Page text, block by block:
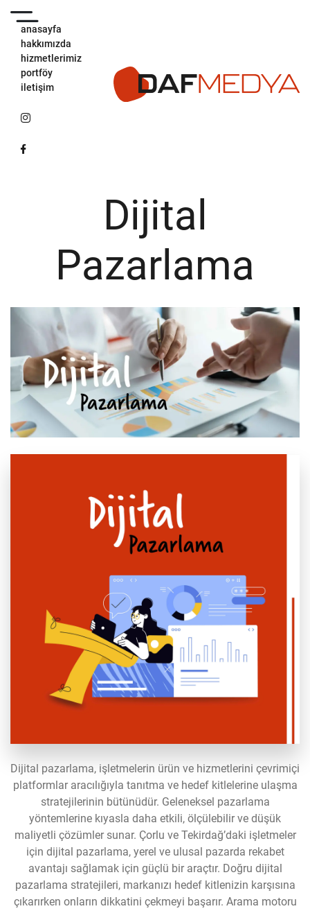
anasayfa
hakkımızda
hizmetlerimiz
portföy
iletişim
Dijital
Pazarlama
Dijital pazarlama, işletmelerin ürün ve hizmetlerini çevrimiçi
platformlar aracılığıyla tanıtma ve hedef kitlelerine ulaşma
stratejilerinin bütünüdür. Geleneksel pazarlama
yöntemlerine kıyasla daha etkili, ölçülebilir ve düşük
maliyetli çözümler sunar. Çorlu ve Tekirdağ’daki işletmeler
için dijital pazarlama, yerel ve ulusal pazarda rekabet
avantajı sağlamak için güçlü bir araçtır. Doğru dijital
pazarlama stratejileri, markanızı hedef kitlenizin karşısına
çıkarırken onların dikkatini çekmeyi başarır. Arama motoru